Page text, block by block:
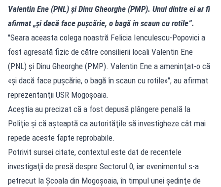
Valentin Ene (PNL) şi Dinu Gheorghe (PMP). Unul dintre ei ar fi
afirmat „şi dacă face puşcărie, o bagă în scaun cu rotile”.
"Seara aceasta colega noastră Felicia Ienculescu-Popovici a
fost agresată fizic de către consilierii locali Valentin Ene
(PNL) şi Dinu Gheorghe (PMP). Valentin Ene a ameninţat-o că
«şi dacă face puşcărie, o bagă în scaun cu rotile»", au afirmat
reprezentanţii USR Mogoşoaia.
Aceştia au precizat că a fost depusă plângere penală la
Poliţie şi că aşteaptă ca autorităţile să investigheze cât mai
repede aceste fapte reprobabile.
Potrivit sursei citate, contextul este dat de recentele
investigaţii de presă despre Sectorul 0, iar evenimentul s-a
petrecut la Şcoala din Mogoşoaia, în timpul unei şedinţe de